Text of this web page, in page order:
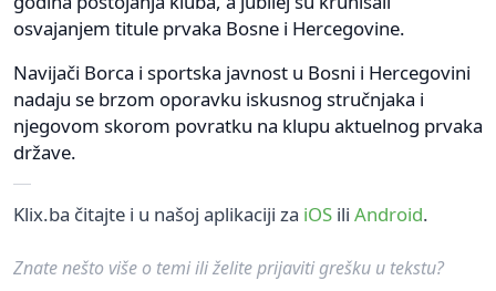
osvajanjem titule prvaka Bosne i Hercegovine.
Navijači Borca i sportska javnost u Bosni i Hercegovini
nadaju se brzom oporavku iskusnog stručnjaka i
njegovom skorom povratku na klupu aktuelnog prvaka
države.
Klix.ba čitajte i u našoj aplikaciji za iOS ili Android.
Znate nešto više o temi ili želite prijaviti grešku u tekstu?